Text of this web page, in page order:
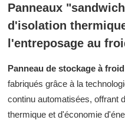
Panneaux
d'isolation
l'entreposage au
Panneau de stockage à
fabriqués grâce à la
continu automatisées, offrant
thermique et d'économie